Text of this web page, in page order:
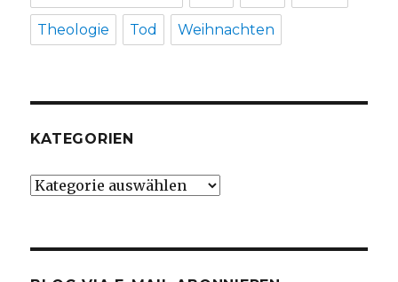
Theologie Tod Weihnachten
KATEGORIEN
Kategorien